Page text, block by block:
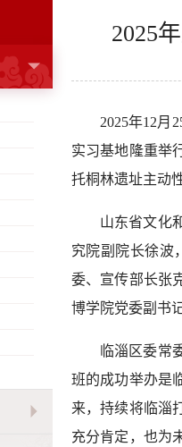
2025
2025年12月
实习基地隆重举
托桐林遗址主动
山东省文化
究院副院长徐波
委、宣传部长张
博学院党委副书
临淄区委常
班的成功举办是
来，持续将临淄
充分肯定，也为